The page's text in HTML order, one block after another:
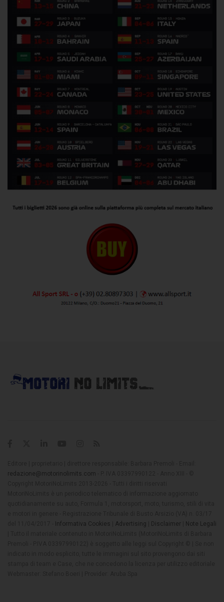
redazione@motorinolimits.com
Informativa Cookies Advertising Disclaimer
Note Legali